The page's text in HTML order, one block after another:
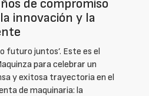
de compromiso
innovación y la
futuro juntos’. Este es el
para celebrar un
y exitosa trayectoria en el
de maquinaria: la